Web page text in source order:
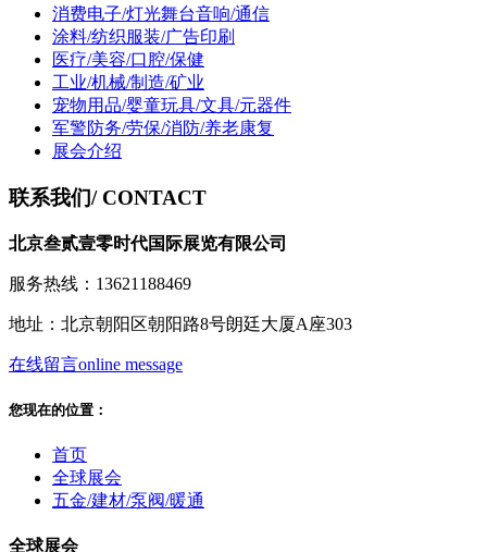
消费电子/灯光舞台音响/通信
涂料/纺织服装/广告印刷
医疗/美容/口腔/保健
工业/机械/制造/矿业
宠物用品/婴童玩具/文具/元器件
军警防务/劳保/消防/养老康复
展会介绍
联系我们/ CONTACT
北京叁贰壹零时代国际展览有限公司
服务热线：13621188469
地址：北京朝阳区朝阳路8号朗廷大厦A座303
在线留言online message
您现在的位置：
首页
全球展会
五金/建材/泵阀/暖通
全球展会